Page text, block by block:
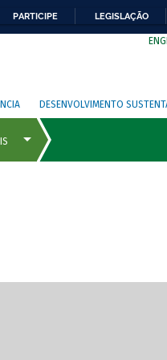
PARTICIPE LEGISLAÇÃO
DESENVOLVIMENTO
de